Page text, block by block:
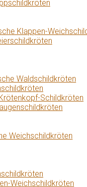
Klappen-
Waldschildkröten
Schildkröten
Weichschildkröten
Weichschildkröten